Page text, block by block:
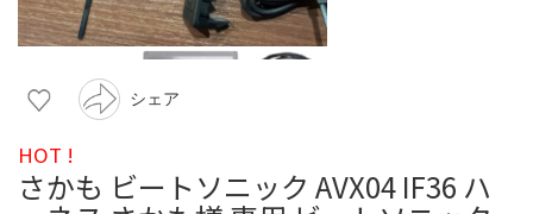
シェア
HOT !
さかも ビートソニック AVX04 IF36 ハ